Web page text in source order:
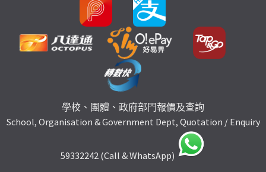
學校、團體、政府部門報價及查詢
School, Organisation & Government Dept, Quotation / Enquiry
59332242 (Call & WhatsApp)